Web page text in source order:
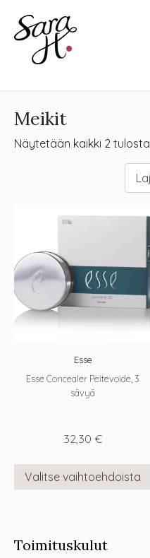
Meikit
Näytetään kaikki 2 tulosta
Esse
Esse Concealer Peitevoide, 3
sävyä
32,30 €
Valitse vaihtoehdoista
Toimituskulut